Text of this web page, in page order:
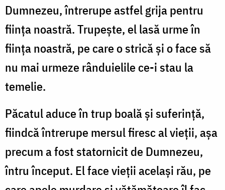
Dumnezeu, întrerupe astfel grija pentru
fiinţa noastră. Trupeşte, el lasă urme în
fiinţa noastră, pe care o strică şi o face să
nu mai urmeze rânduielile ce-i stau la
temelie.
Păcatul aduce în trup boală şi suferinţă,
fiindcă întrerupe mersul firesc al vieţii, aşa
precum a fost statornicit de Dumnezeu,
întru început. El face vieţii acelaşi rău, pe